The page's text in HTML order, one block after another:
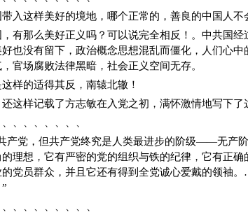
入这样美好的境地，哪个正常的，善良的中国人不
有那么美好正义吗？可以说完全相反！。中共国经
也没有留下，政治概念思想混乱而僵化，人们心中
官场腐败法律黑暗，社会正义空间无存。
样的适得其反，南辕北辙！
这样记载了方志敏在入党之初，满怀激情地写下了
产党，但共产党终究是人类最进步的阶级——无产
理想，它有严密的党的组织与铁的纪律，它有正确
党员群众，并且它还有得到全党诚心爱戴的领袖